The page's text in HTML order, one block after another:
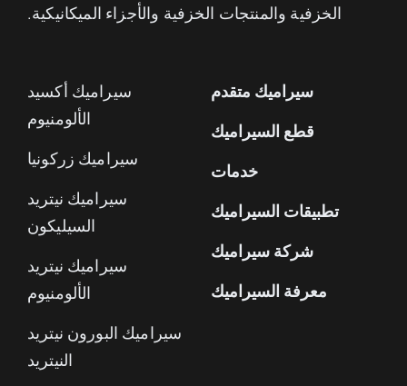
الخزفية والمنتجات الخزفية والأجزاء الميكانيكية.
سيراميك متقدم
قطع السيراميك
خدمات
تطبيقات السيراميك
شركة سيراميك
معرفة السيراميك
سيراميك أكسيد
الألومنيوم
سيراميك زركونيا
سيراميك نيتريد
السيليكون
سيراميك نيتريد
الألومنيوم
سيراميك البورون نيتريد
النيتريد